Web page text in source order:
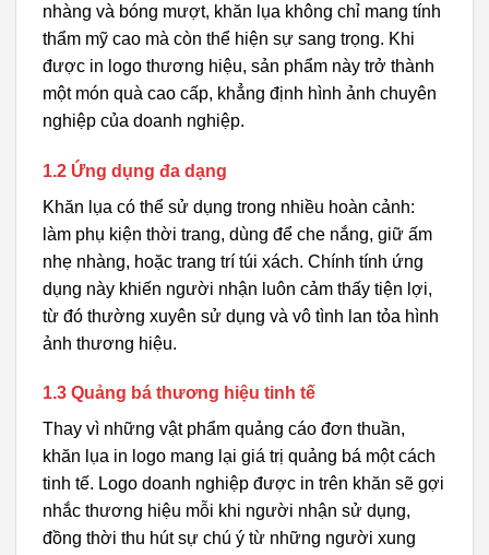
nhàng và bóng mượt, khăn lụa không chỉ mang tính
thẩm mỹ cao mà còn thể hiện sự sang trọng. Khi
được in logo thương hiệu, sản phẩm này trở thành
một món quà cao cấp, khẳng định hình ảnh chuyên
nghiệp của doanh nghiệp.
1.2 Ứng dụng đa dạng
Khăn lụa có thể sử dụng trong nhiều hoàn cảnh:
làm phụ kiện thời trang, dùng để che nắng, giữ ấm
nhẹ nhàng, hoặc trang trí túi xách. Chính tính ứng
dụng này khiến người nhận luôn cảm thấy tiện lợi,
từ đó thường xuyên sử dụng và vô tình lan tỏa hình
ảnh thương hiệu.
1.3 Quảng bá thương hiệu tinh tế
Thay vì những vật phẩm quảng cáo đơn thuần,
khăn lụa in logo mang lại giá trị quảng bá một cách
tinh tế. Logo doanh nghiệp được in trên khăn sẽ gợi
nhắc thương hiệu mỗi khi người nhận sử dụng,
đồng thời thu hút sự chú ý từ những người xung